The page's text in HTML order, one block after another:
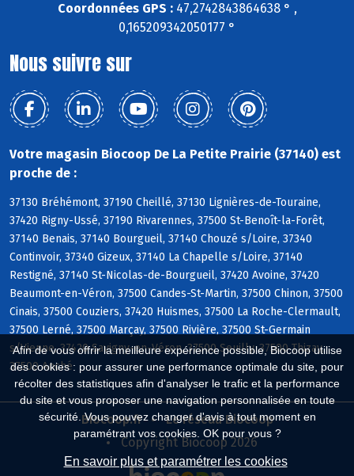
Afin de vous offrir la meilleure expérience possible, Biocoop utilise
des cookies : pour assurer une performance optimale du site, pour
récolter des statistiques afin d'analyser le trafic et la performance
du site et vous proposer une navigation personnalisée en toute
sécurité. Vous pouvez changer d'avis à tout moment en
paramétrant vos cookies. OK pour vous ?
En savoir plus et paramétrer les cookies
Coordonnées GPS :47,2742843864638 ° ,
0,165209342050177 °
Nous suivre sur
Votre magasin Biocoop De La Petite Prairie (37140) est
proche de :
37130 Bréhémont, 37190 Cheillé, 37130 Lignières-de-Touraine,
37420 Rigny-Ussé, 37190 Rivarennes, 37500 St-Benoît-la-Forêt,
37140 Benais, 37140 Bourgueil, 37140 Chouzé s/Loire, 37340
Continvoir, 37340 Gizeux, 37140 La Chapelle s/Loire, 37140
Restigné, 37140 St-Nicolas-de-Bourgueil, 37420 Avoine, 37420
Beaumont-en-Véron, 37500 Candes-St-Martin, 37500 Chinon, 37500
Cinais, 37500 Couziers, 37420 Huismes, 37500 La Roche-Clermault,
37500 Lerné, 37500 Marçay, 37500 Rivière, 37500 St-Germain
s/Vienne, 37420 Savigny-en-Véron, 37500 Seuilly, 37500 Thizay,
37500 Anché
Biocoop.fr
Le réseau Biocoop
Copyright Biocoop 2026